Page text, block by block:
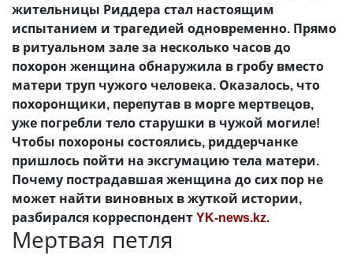
жительницы Риддера стал настоящим
испытанием и трагедией одновременно. Прямо
в ритуальном зале за несколько часов до
похорон женщина обнаружила в гробу вместо
матери труп чужого человека. Оказалось, что
похоронщики, перепутав в морге мертвецов,
уже погребли тело старушки в чужой могиле!
Чтобы похороны состоялись, риддерчанке
пришлось пойти на эксгумацию тела матери.
Почему пострадавшая женщина до сих пор не
может найти виновных в жуткой истории,
разбирался корреспондентYK-news.kz.
Мертвая петля